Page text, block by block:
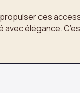
ces
élégance.